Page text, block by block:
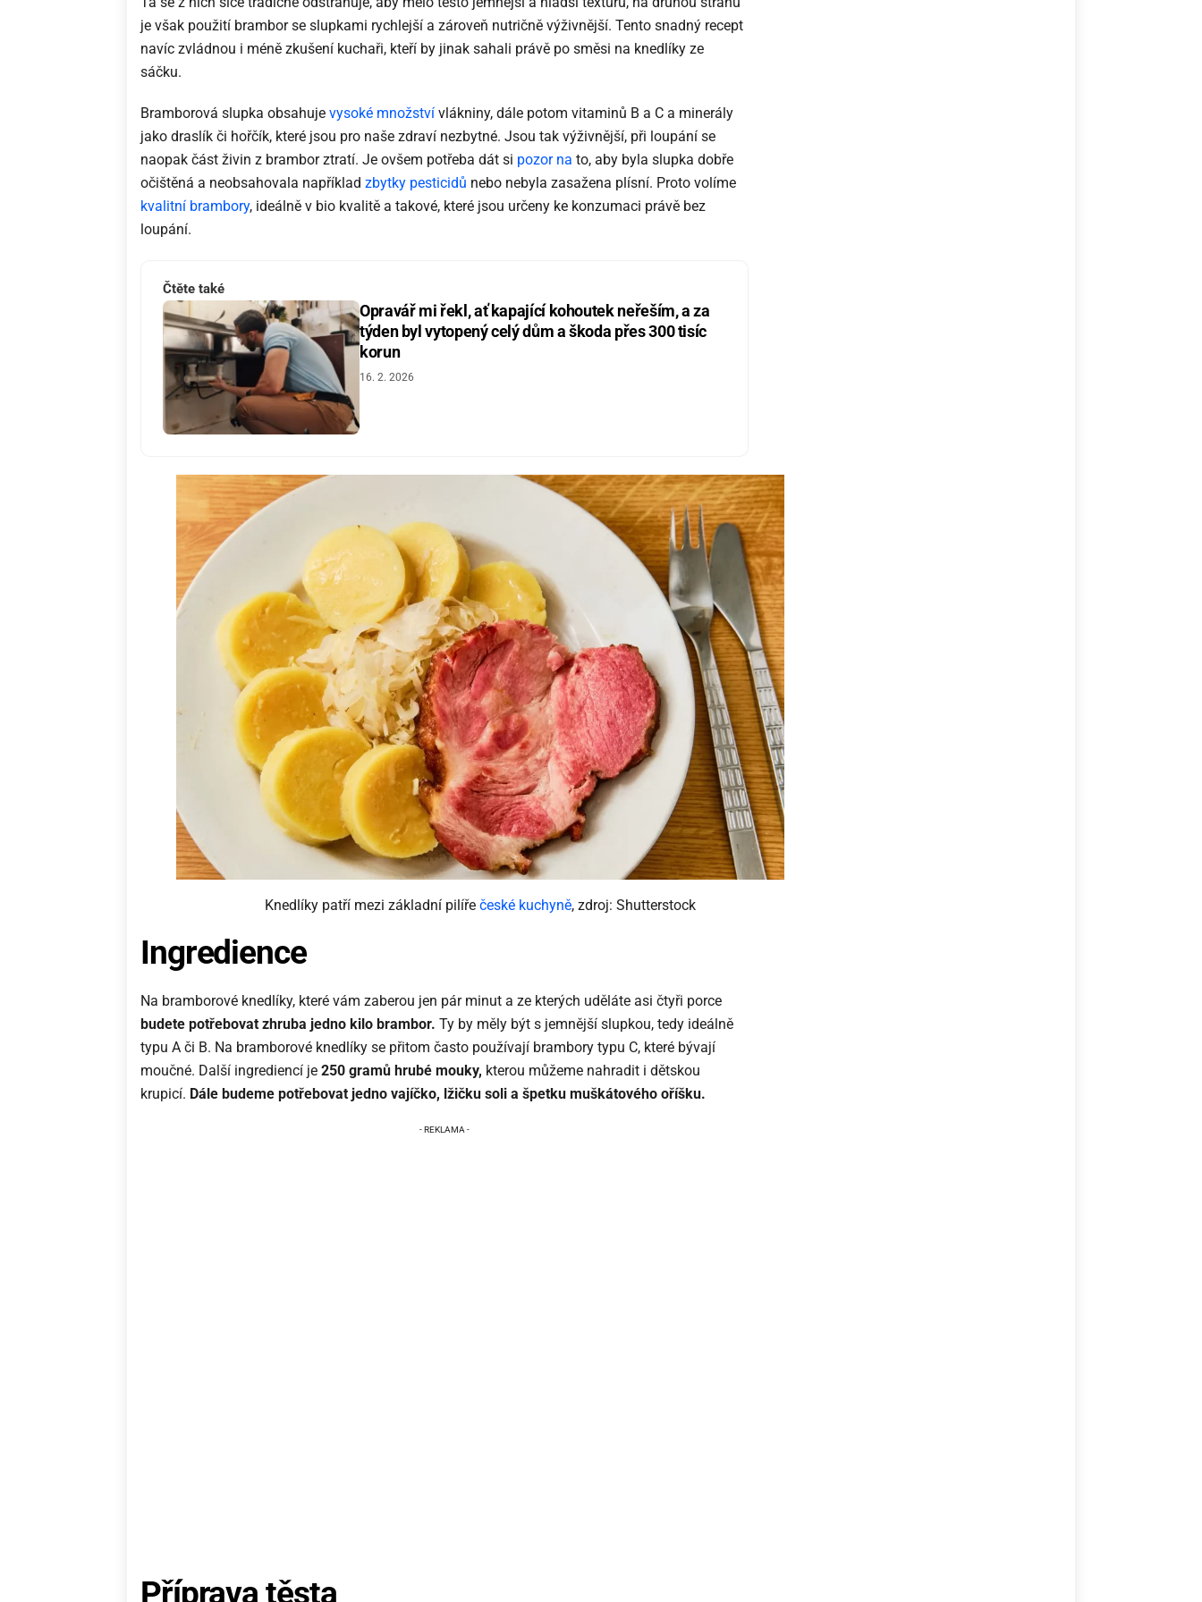
je však použití brambor se slupkami rychlejší a zároveň nutričně výživnější. Tento snadný recept
navíc zvládnou i méně zkušení kuchaři, kteří by jinak sahali právě po směsi na knedlíky ze
sáčku.
Bramborová slupka obsahuje vysoké množství vlákniny, dále potom vitaminů B a C a minerály
jako draslík či hořčík, které jsou pro naše zdraví nezbytné. Jsou tak výživnější, při loupání se
naopak část živin z brambor ztratí. Je ovšem potřeba dát si pozor na to, aby byla slupka dobře
očištěná a neobsahovala například zbytky pesticidů nebo nebyla zasažena plísní. Proto volíme
kvalitní brambory, ideálně v bio kvalitě a takové, které jsou určeny ke konzumaci právě bez
loupání.
Čtěte také
Opravář mi řekl, ať kapající kohoutek neřeším, a za
týden byl vytopený celý dům a škoda přes 300 tisíc
korun
16. 2. 2026
Knedlíky patří mezi základní pilíře české kuchyně, zdroj: Shutterstock
Ingredience
Na bramborové knedlíky, které vám zaberou jen pár minut a ze kterých uděláte asi čtyři porce
budete potřebovat zhruba jedno kilo brambor. Ty by měly být s jemnější slupkou, tedy ideálně
typu A či B. Na bramborové knedlíky se přitom často používají brambory typu C, které bývají
moučné. Další ingrediencí je 250 gramů hrubé mouky, kterou můžeme nahradit i dětskou
krupicí. Dále budeme potřebovat jedno vajíčko, lžičku soli a špetku muškátového oříšku.
Příprava těsta